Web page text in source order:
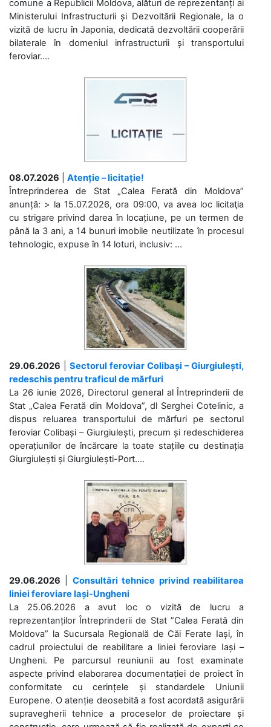
comune a Republicii Moldova, alături de reprezentanți ai
Ministerului Infrastructurii și Dezvoltării Regionale, la o
vizită de lucru în Japonia, dedicată dezvoltării cooperării
bilaterale în domeniul infrastructurii și transportului
feroviar....
08.07.2026
Atenție – licitație!
Întreprinderea de Stat „Calea Ferată din Moldova”
anunță: > la 15.07.2026, ora 09:00, va avea loc licitaţia
cu strigare privind darea în locațiune, pe un termen de
până la 3 ani, a 14 bunuri imobile neutilizate în procesul
tehnologic, expuse în 14 loturi, inclusiv: ...
29.06.2026
Sectorul feroviar Colibași – Giurgiulești,
redeschis pentru traficul de mărfuri
La 26 iunie 2026, Directorul general al Întreprinderii de
Stat „Calea Ferată din Moldova”, dl Serghei Cotelinic, a
dispus reluarea transportului de mărfuri pe sectorul
feroviar Colibași – Giurgiulești, precum și redeschiderea
operațiunilor de încărcare la toate stațiile cu destinația
Giurgiulești și Giurgiulești-Port....
29.06.2026
Consultări tehnice privind reabilitarea
liniei feroviare Iași-Ungheni
La 25.06.2026 a avut loc o vizită de lucru a
reprezentanților Întreprinderii de Stat ”Calea Ferată din
Moldova” la Sucursala Regională de Căi Ferate Iași, în
cadrul proiectului de reabilitare a liniei feroviare Iași –
Ungheni. Pe parcursul reuniunii au fost examinate
aspecte privind elaborarea documentației de proiect în
conformitate cu cerințele și standardele Uniunii
Europene. O atenție deosebită a fost acordată asigurării
supravegherii tehnice a proceselor de proiectare și